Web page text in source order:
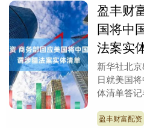
盈丰财
国将中
法案实
新华社北
日就美国
体清单答
决维护中国
盈丰财富配资